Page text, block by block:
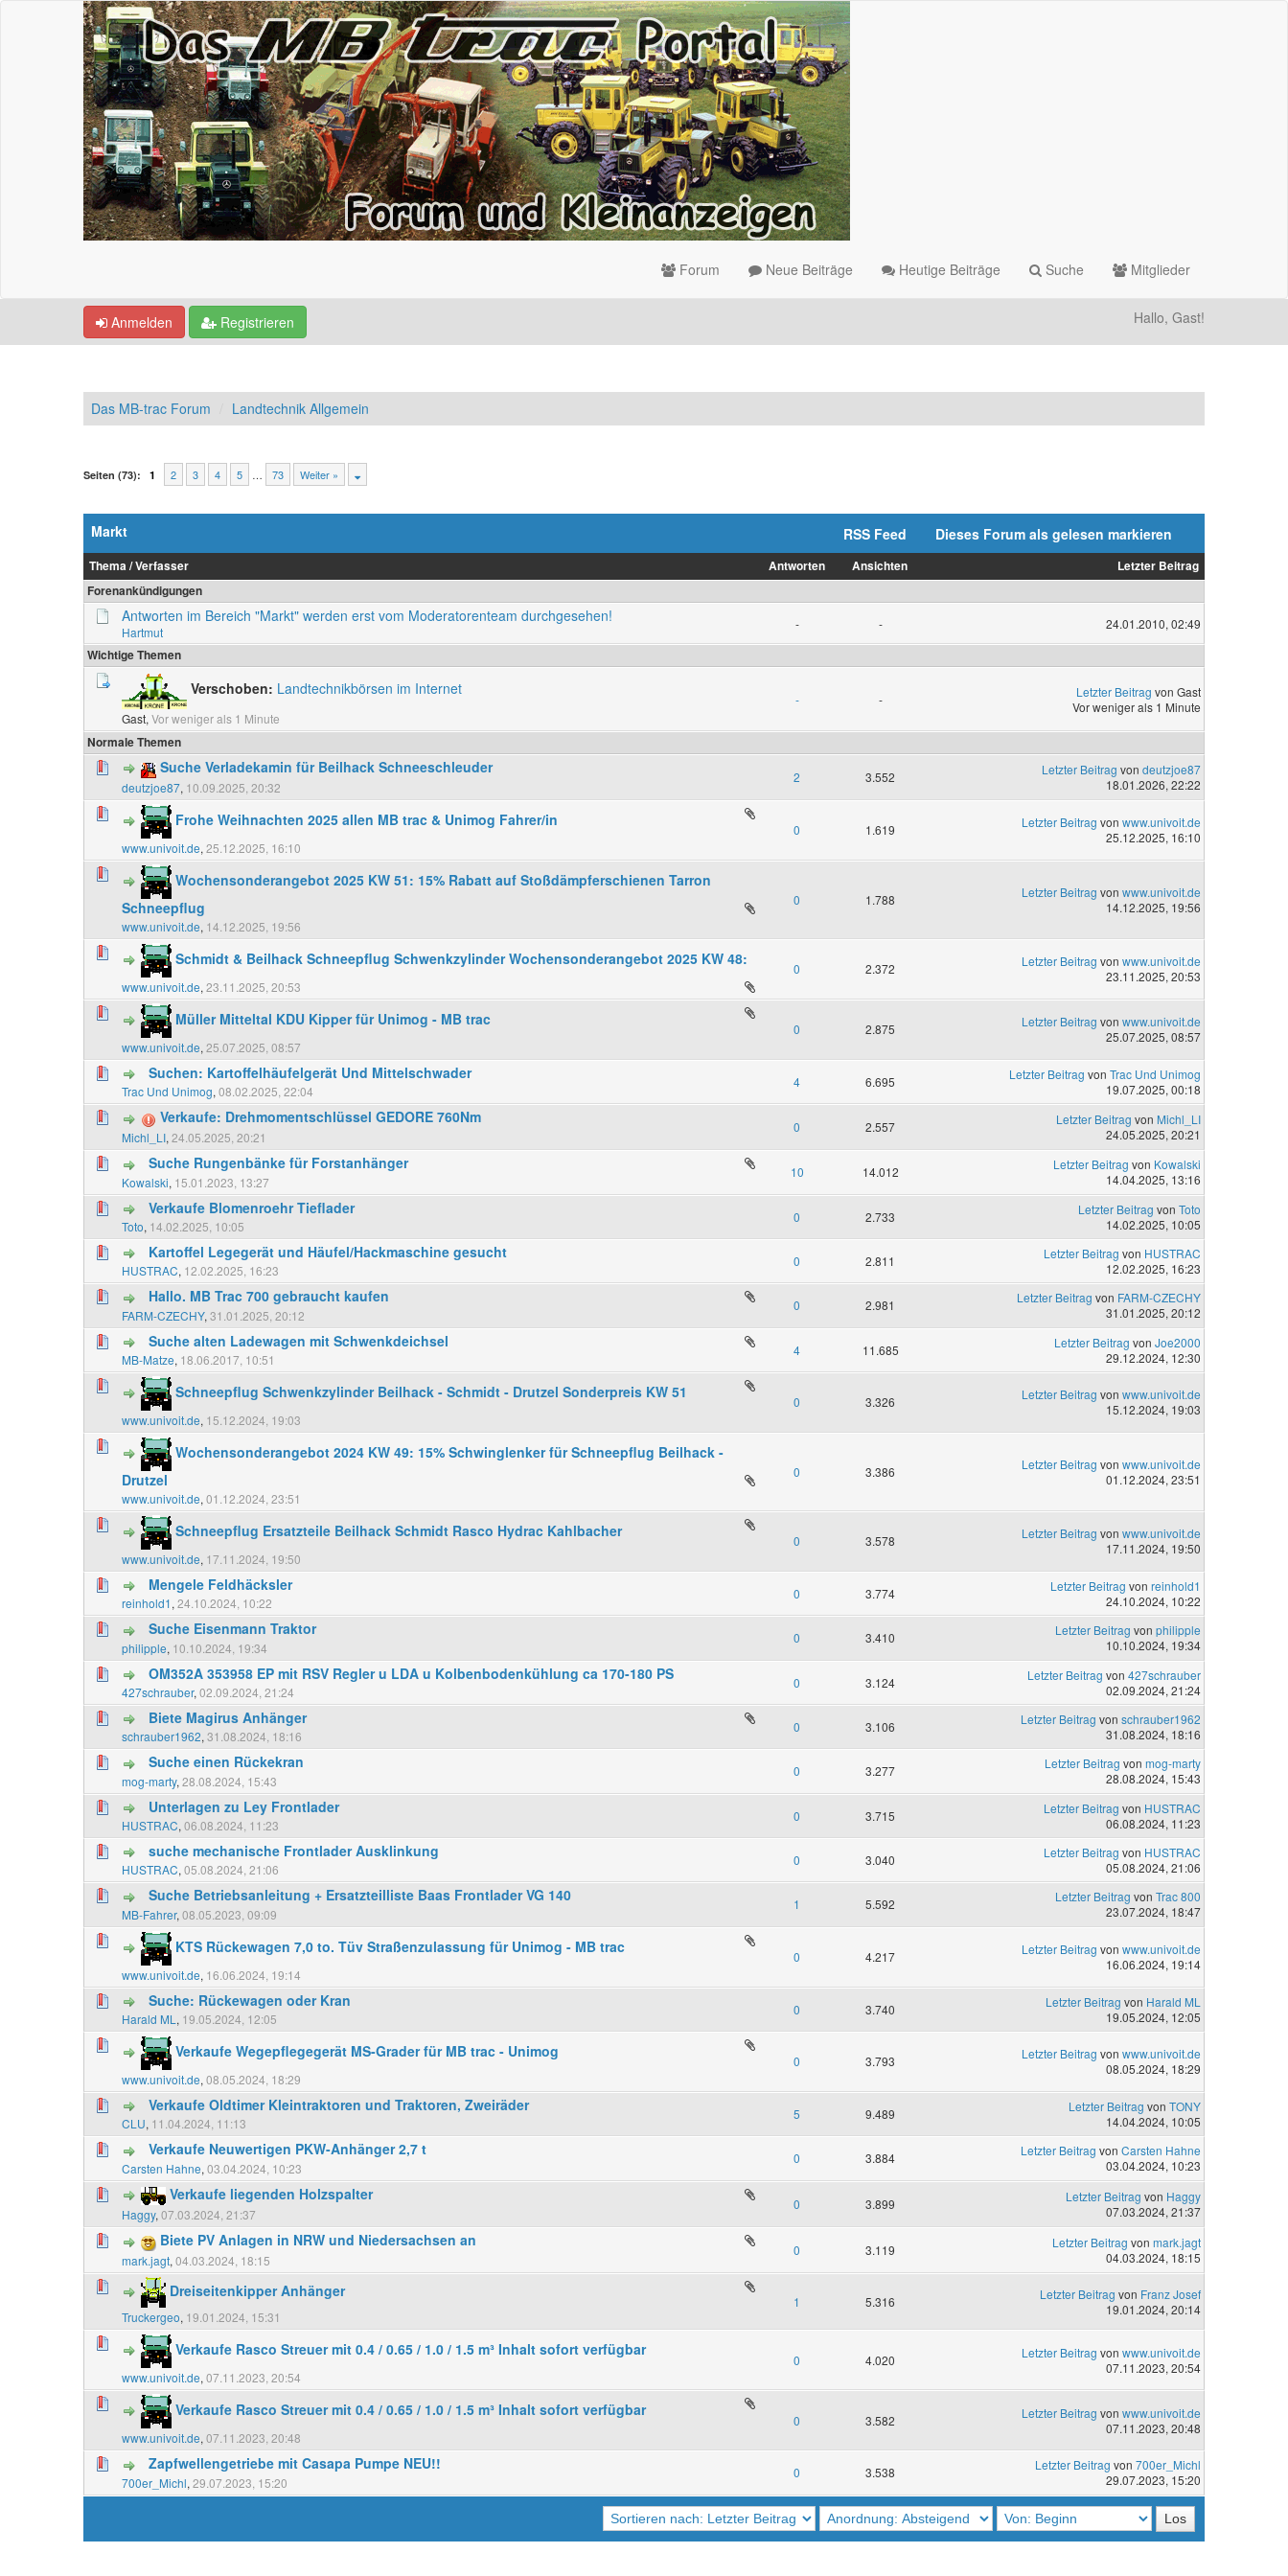
Forum Neue Beiträge Heutige Beiträge Suche Mitglieder
Anmelden Registrieren Hallo, Gast!
Das MB-trac Forum Landtechnik Allgemein
Seiten (73): 1 2 3 4 5 … 73 Weiter »
Markt RSS Feed Dieses Forum als gelesen markieren
Thema /Verfasser Antworten Ansichten
Letzter Beitrag
Forenankündigungen
Antworten im Bereich "Markt" werden erst vom Moderatorenteam durchgesehen!
Hartmut
- -
24.01.2010, 02:49
Wichtige Themen
Verschoben: Landtechnikbörsen im Internet
Gast, Vor weniger als 1 Minute
- - Letzter Beitrag von Gast
Vor weniger als 1 Minute
Normale Themen
Suche Verladekamin für Beilhack Schneeschleuder
deutzjoe87, 10.09.2025, 20:32
2 3.552 Letzter Beitrag von deutzjoe87
18.01.2026, 22:22
Frohe Weihnachten 2025 allen MB trac & Unimog Fahrer/in
www.univoit.de, 25.12.2025, 16:10
0 1.619 Letzter Beitrag von www.univoit.de
25.12.2025, 16:10
Wochensonderangebot 2025 KW 51: 15% Rabatt auf Stoßdämpferschienen Tarron
Schneepflug
www.univoit.de, 14.12.2025, 19:56
0 1.788 Letzter Beitrag von www.univoit.de
14.12.2025, 19:56
Schmidt & Beilhack Schneepflug Schwenkzylinder Wochensonderangebot 2025 KW 48:
www.univoit.de, 23.11.2025, 20:53
0 2.372 Letzter Beitrag von www.univoit.de
23.11.2025, 20:53
Müller Mitteltal KDU Kipper für Unimog - MB trac
www.univoit.de, 25.07.2025, 08:57
0 2.875 Letzter Beitrag von www.univoit.de
25.07.2025, 08:57
Suchen: Kartoffelhäufelgerät Und Mittelschwader
Trac Und Unimog, 08.02.2025, 22:04
4 6.695 Letzter Beitrag von Trac Und Unimog
19.07.2025, 00:18
Verkaufe: Drehmomentschlüssel GEDORE 760Nm
Michl_LI, 24.05.2025, 20:21
0 2.557 Letzter Beitrag von Michl_LI
24.05.2025, 20:21
Suche Rungenbänke für Forstanhänger
Kowalski, 15.01.2023, 13:27
10 14.012 Letzter Beitrag von Kowalski
14.04.2025, 13:16
Verkaufe Blomenroehr Tieflader
Toto, 14.02.2025, 10:05
0 2.733 Letzter Beitrag von Toto
14.02.2025, 10:05
Kartoffel Legegerät und Häufel/Hackmaschine gesucht
HUSTRAC, 12.02.2025, 16:23
0 2.811 Letzter Beitrag von HUSTRAC
12.02.2025, 16:23
Hallo. MB Trac 700 gebraucht kaufen
FARM-CZECHY, 31.01.2025, 20:12
0 2.981 Letzter Beitrag von FARM-CZECHY
31.01.2025, 20:12
Suche alten Ladewagen mit Schwenkdeichsel
MB-Matze, 18.06.2017, 10:51
4 11.685 Letzter Beitrag von Joe2000
29.12.2024, 12:30
Schneepflug Schwenkzylinder Beilhack - Schmidt - Drutzel Sonderpreis KW 51
www.univoit.de, 15.12.2024, 19:03
0 3.326 Letzter Beitrag von www.univoit.de
15.12.2024, 19:03
Wochensonderangebot 2024 KW 49: 15% Schwinglenker für Schneepflug Beilhack -
Drutzel
www.univoit.de, 01.12.2024, 23:51
0 3.386 Letzter Beitrag von www.univoit.de
01.12.2024, 23:51
Schneepflug Ersatzteile Beilhack Schmidt Rasco Hydrac Kahlbacher
www.univoit.de, 17.11.2024, 19:50
0 3.578 Letzter Beitrag von www.univoit.de
17.11.2024, 19:50
Mengele Feldhäcksler
reinhold1, 24.10.2024, 10:22
0 3.774 Letzter Beitrag von reinhold1
24.10.2024, 10:22
Suche Eisenmann Traktor
philipple, 10.10.2024, 19:34
0 3.410 Letzter Beitrag von philipple
10.10.2024, 19:34
OM352A 353958 EP mit RSV Regler u LDA u Kolbenbodenkühlung ca 170-180 PS
427schrauber, 02.09.2024, 21:24
0 3.124 Letzter Beitrag von 427schrauber
02.09.2024, 21:24
Biete Magirus Anhänger
schrauber1962, 31.08.2024, 18:16
0 3.106 Letzter Beitrag von schrauber1962
31.08.2024, 18:16
Suche einen Rückekran
mog-marty, 28.08.2024, 15:43
0 3.277 Letzter Beitrag von mog-marty
28.08.2024, 15:43
Unterlagen zu Ley Frontlader
HUSTRAC, 06.08.2024, 11:23
0 3.715 Letzter Beitrag von HUSTRAC
06.08.2024, 11:23
suche mechanische Frontlader Ausklinkung
HUSTRAC, 05.08.2024, 21:06
0 3.040 Letzter Beitrag von HUSTRAC
05.08.2024, 21:06
Suche Betriebsanleitung + Ersatzteilliste Baas Frontlader VG 140
MB-Fahrer, 08.05.2023, 09:09
1 5.592 Letzter Beitrag von Trac 800
23.07.2024, 18:47
KTS Rückewagen 7,0 to. Tüv Straßenzulassung für Unimog - MB trac
www.univoit.de, 16.06.2024, 19:14
0 4.217 Letzter Beitrag von www.univoit.de
16.06.2024, 19:14
Suche: Rückewagen oder Kran
Harald ML , 19.05.2024, 12:05
0 3.740 Letzter Beitrag von Harald ML
19.05.2024, 12:05
Verkaufe Wegepflegegerät MS-Grader für MB trac - Unimog
www.univoit.de, 08.05.2024, 18:29
0 3.793 Letzter Beitrag von www.univoit.de
08.05.2024, 18:29
Verkaufe Oldtimer Kleintraktoren und Traktoren, Zweiräder
CLU, 11.04.2024, 11:13
5 9.489 Letzter Beitrag von TONY
14.04.2024, 10:05
Verkaufe Neuwertigen PKW-Anhänger 2,7 t
Carsten Hahne, 03.04.2024, 10:23
0 3.884 Letzter Beitrag von Carsten Hahne
03.04.2024, 10:23
Verkaufe liegenden Holzspalter
Haggy, 07.03.2024, 21:37
0 3.899 Letzter Beitrag von Haggy
07.03.2024, 21:37
Biete PV Anlagen in NRW und Niedersachsen an
mark.jagt, 04.03.2024, 18:15
0 3.119 Letzter Beitrag von mark.jagt
04.03.2024, 18:15
Dreiseitenkipper Anhänger
Truckergeo, 19.01.2024, 15:31
1 5.316 Letzter Beitrag von Franz Josef
19.01.2024, 20:14
Verkaufe Rasco Streuer mit 0.4 / 0.65 / 1.0 / 1.5 m³ Inhalt sofort verfügbar
www.univoit.de, 07.11.2023, 20:54
0 4.020 Letzter Beitrag von www.univoit.de
07.11.2023, 20:54
Verkaufe Rasco Streuer mit 0.4 / 0.65 / 1.0 / 1.5 m³ Inhalt sofort verfügbar
www.univoit.de, 07.11.2023, 20:48
0 3.582 Letzter Beitrag von www.univoit.de
07.11.2023, 20:48
Zapfwellengetriebe mit Casapa Pumpe NEU!!
700er_Michl, 29.07.2023, 15:20
0 3.538 Letzter Beitrag von 700er_Michl
29.07.2023, 15:20